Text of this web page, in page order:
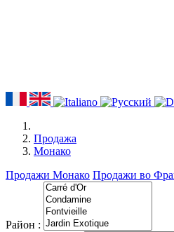
Продажа
Монако
Продажи Монако Продажи во
Район :